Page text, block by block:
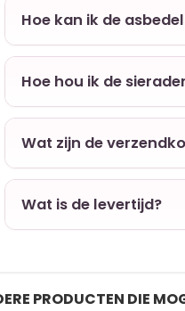
Hoe kan ik de
Hoe hou ik de
Wat zijn de
Wat is de levertijd?
PRODUCTEN DIE